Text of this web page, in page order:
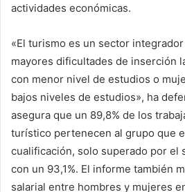
actividades económicas.
«El turismo es un sector
mayores dificultades de inserción
con menor nivel de estudios o
bajos niveles de estudios», ha
asegura que un 89,8% de los
turístico pertenecen al grupo que
cualificación, solo superado por el
con un 93,1%. El informe también
salarial entre hombres y mujeres